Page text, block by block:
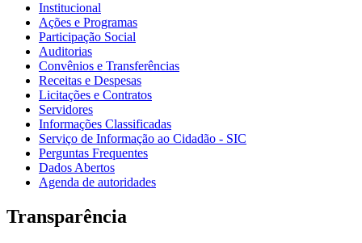
Institucional
Ações e Programas
Participação Social
Auditorias
Convênios e Transferências
Receitas e Despesas
Licitações e Contratos
Servidores
Informações Classificadas
Serviço de Informação ao Cidadão - SIC
Perguntas Frequentes
Dados Abertos
Agenda de autoridades
Transparência